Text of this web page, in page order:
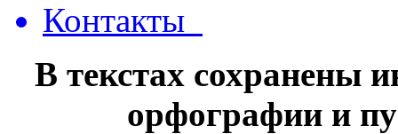
Контакты
В текстах сохранены
орфографии и